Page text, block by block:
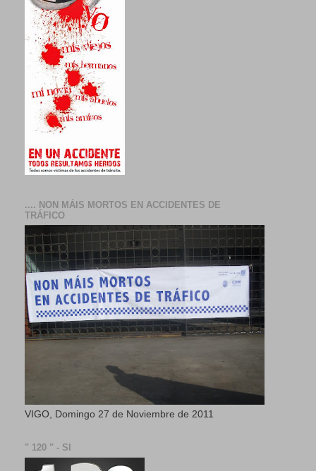
.... NON MÁIS MORTOS EN ACCIDENTES DE
TRÁFICO
VIGO, Domingo 27 de Noviembre de 2011
" 120 " - SI